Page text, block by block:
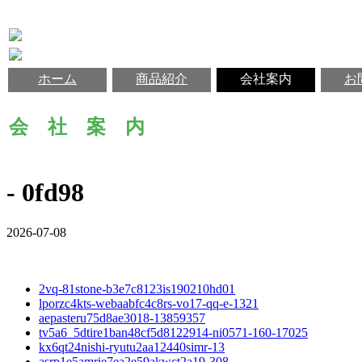
ホーム 商品紹介 会社案内 お
会 社 案 内
- 0fd98
2026-07-08
2vq-81stone-b3e7c8123is190210hd01
lporzc4kts-webaabfc4c8rs-vo17-qq-e-1321
aepasteru75d8ae3018-13859357
tv5a6_5dtire1ban48cf5d8122914-ni0571-160-17025
kx6qt24nishi-ryutu2aa12440simr-13